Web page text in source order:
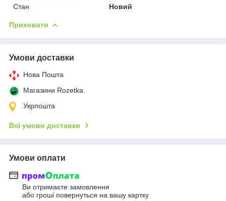
Стан
Новий
Приховати
Умови доставки
Нова Пошта
Магазини Rozetka
Укрпошта
Всі умови доставки
Умови оплати
Ви отримаєте замовлення
або гроші повернуться на вашу картку